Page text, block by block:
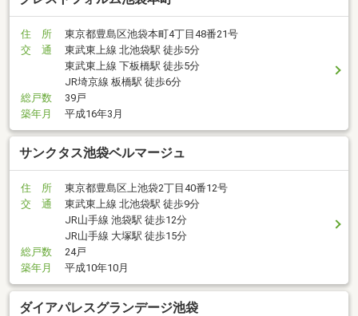
住 所
東京都豊島区池袋本町4丁目48番21号
交 通
東武東上線 北池袋駅 徒歩5分
東武東上線 下板橋駅 徒歩5分
JR埼京線 板橋駅 徒歩6分
総戸数
39戸
築年月
平成16年3月
サンクタス池袋ベルマージュ
住 所
東京都豊島区上池袋2丁目40番12号
交 通
東武東上線 北池袋駅 徒歩9分
JR山手線 池袋駅 徒歩12分
JR山手線 大塚駅 徒歩15分
総戸数
24戸
築年月
平成10年10月
ダイアパレスグランデージ池袋